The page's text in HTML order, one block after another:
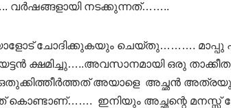
വർഷങ്ങളായി നടക്കുന്നത്……..
ചോദിക്കുകയും ചെയ്തു……….
ക്ഷമിച്ചു…..അവസാനമായി ഒരു
അയാളെ അച്ഛൻ
കൊണ്ടാണ്……. ഇനിയും അച്ഛന്റെ മനസ്സ്